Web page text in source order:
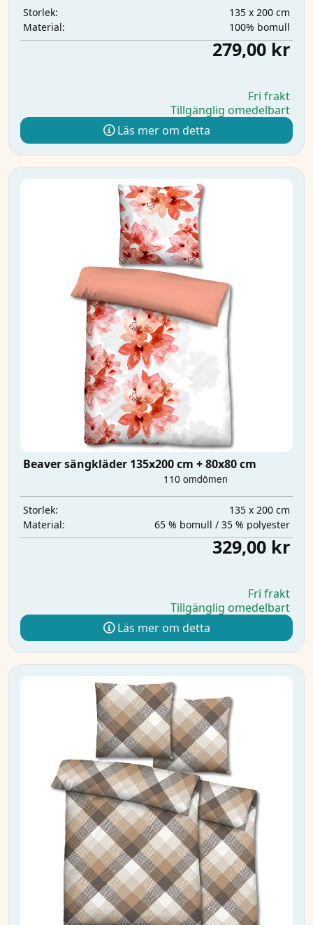
Storlek:
135 x 200 cm
Material:
100% bomull
279,00 kr
Fri frakt
Tillgänglig omedelbart
Läs mer om detta
Beaver sängkläder 135x200 cm + 80x80 cm
Storlek:
135 x 200 cm
Material:
65 % bomull / 35 % polyester
329,00 kr
Fri frakt
Tillgänglig omedelbart
Läs mer om detta